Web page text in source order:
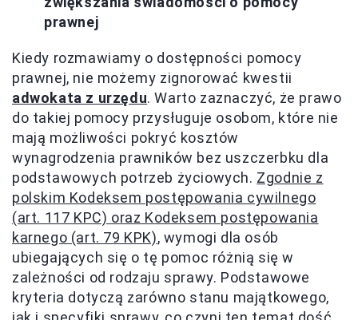
prawnej
Kiedy rozmawiamy o dostępności pomocy
prawnej, nie możemy zignorować kwestii
adwokata z urzędu. Warto zaznaczyć, że prawo
do takiej pomocy przysługuje osobom, które nie
mają możliwości pokryć kosztów
wynagrodzenia prawników bez uszczerbku dla
podstawowych potrzeb życiowych. Zgodnie z
polskim Kodeksem postępowania cywilnego
(art. 117 KPC) oraz Kodeksem postępowania
karnego (art. 79 KPK), wymogi dla osób
ubiegających się o tę pomoc różnią się w
zależności od rodzaju sprawy. Podstawowe
kryteria dotyczą zarówno stanu majątkowego,